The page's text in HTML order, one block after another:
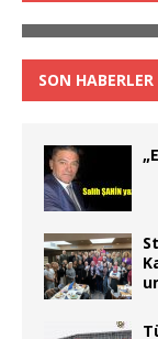
SON HABERLER